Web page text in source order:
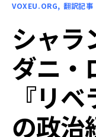
VOXEU.ORG 翻訳記事
シャラ
ダニ・
『リ
の政治